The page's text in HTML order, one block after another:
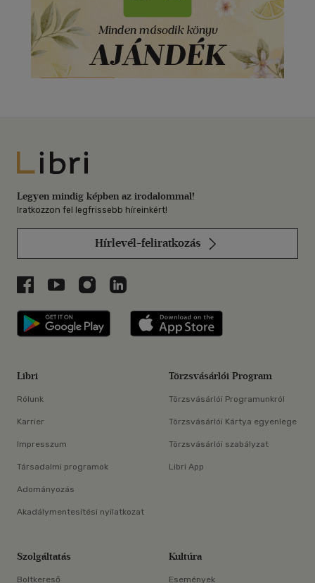
Libri
Legyen mindig képben az irodalommal!
Iratkozzon fel legfrissebb híreinkért!
Hírlevél-feliratkozás
Libri a Facebookon
Libri a Youtube-on
Libri az Instagramon
Libri a LinkedInen
Libri applikáció Szerezd meg: Google
Libri
Rólunk
Karrier
Impresszum
Társadalmi programok
Adományozás
Akadálymentesítési nyilatkozat
Törzsvásárlói Program
Törzsvásárlói Programunkról
Törzsvásárlói Kártya egyenlege
Törzsvásárlói szabályzat
Libri App
Szolgáltatás
Boltkereső
Kultúra
Események